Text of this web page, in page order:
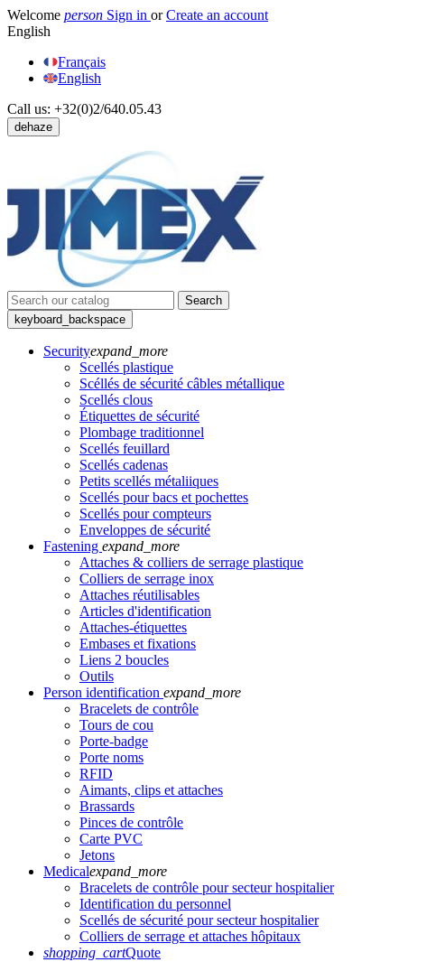
Welcome person Sign in or Create an account
English
Français
English
Call us: +32(0)2/640.05.43
dehaze
Search
keyboard_backspace
Securityexpand_more
Scellés plastique
Scéllés de sécurité câbles métallique
Scellés clous
Étiquettes de sécurité
Plombage traditionnel
Scellés feuillard
Scellés cadenas
Petits scellés métaliiques
Scellés pour bacs et pochettes
Scellés pour compteurs
Enveloppes de sécurité
Fastening expand_more
Attaches & colliers de serrage plastique
Colliers de serrage inox
Attaches réutilisables
Articles d'identification
Attaches-étiquettes
Embases et fixations
Liens 2 boucles
Outils
Person identification expand_more
Bracelets de contrôle
Tours de cou
Porte-badge
Porte noms
RFID
Aimants, clips et attaches
Brassards
Pinces de contrôle
Carte PVC
Jetons
Medicalexpand_more
Bracelets de contrôle pour secteur hospitalier
Identification du personnel
Scellés de sécurité pour secteur hospitalier
Colliers de serrage et attaches hôpitaux
shopping_cartQuote